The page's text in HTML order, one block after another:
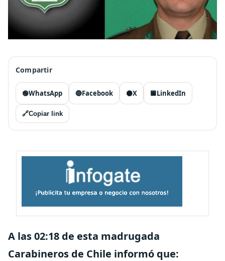
Compartir
🟢WhatsApp 🔵Facebook ⚫X 🟦LinkedIn
🔗Copiar link
A las 02:18 de esta madrugada
Carabineros de Chile informó que: